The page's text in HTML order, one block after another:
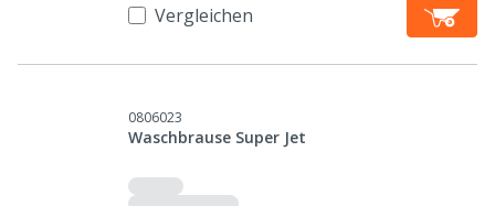
Vergleichen
0806023
Waschbrause Super Jet